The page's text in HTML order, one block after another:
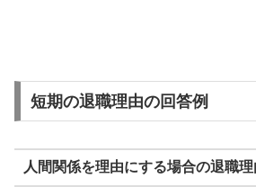
短期の退職理由の回答例
人間関係を理由にする場合の退職理